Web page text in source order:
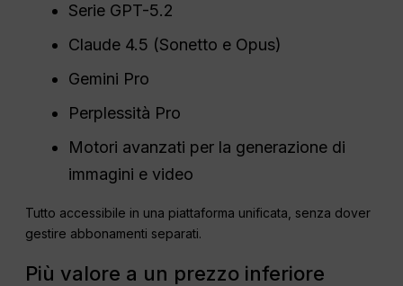
Serie GPT-5.2
Claude 4.5 (Sonetto e Opus)
Gemini Pro
Perplessità Pro
Motori avanzati per la generazione di
immagini e video
Tutto accessibile in una piattaforma unificata, senza dover
gestire abbonamenti separati.
Più valore a un prezzo inferiore